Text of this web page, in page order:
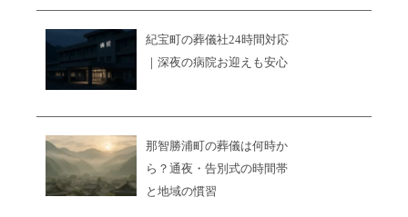
紀宝町の葬儀社24時間対応
｜深夜の病院お迎えも安心
那智勝浦町の葬儀は何時か
ら？通夜・告別式の時間帯
と地域の慣習